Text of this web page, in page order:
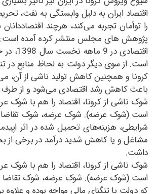
اقتصاد ایران به دلیل وابستگی به نفت،
را توأمان تجربه می‌کند، هرچند
پژوهش های مجلس منتشر کرده آمده است:
کرونا و همچنین کاهش تولید ناشی از آن،
باعث کاهش رشد اقتصادی می‌شود و از طرف
شوک ناشی از کرونا، اقتصاد را هم با شوک
است (شوک عرضه). شوک عرضه، شوک تقاضا را
شرایطی، هزینه‌های تحمیل شده در اثر
مشاغل و یا کاهش شدید درآمد در برخی از
داشت.
شوک ناشی از کرونا، اقتصاد را هم با شوک
است (شوک عرضه). شوک عرضه، شوک تقاضا را
که دولت با تنگنای مالی مواجه بوده و